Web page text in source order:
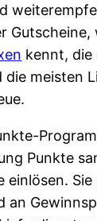
Gutscheine,
kennt, die
die meisten
Punkte
einlösen.
an